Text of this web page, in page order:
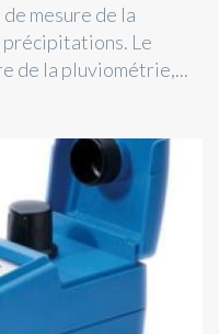
mesure de la
Le
de la pluviométrie,...